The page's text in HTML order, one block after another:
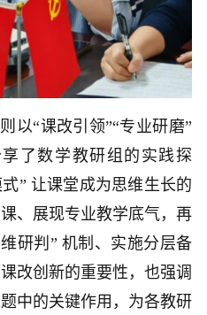
以“课改引领”“专业研磨”
了数学教研组的实践探
” 让课堂成为思维生长的
、展现专业教学底气，再
研判” 机制、实施分层备
改创新的重要性，也强调
中的关键作用，为各教研